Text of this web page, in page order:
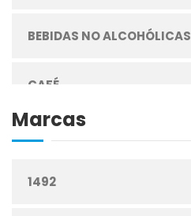
BEBIDAS NO ALCOHÓLICAS
CAFÉ
CIGARRILLOS
Marcas
1492